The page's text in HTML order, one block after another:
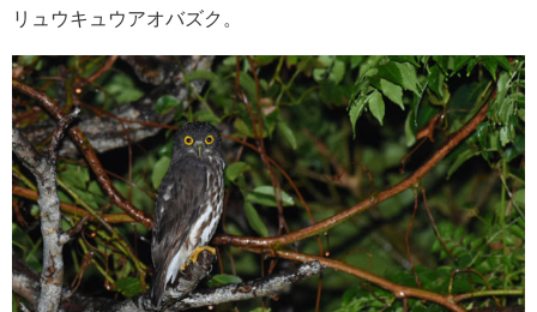
リュウキュウアオバズク。